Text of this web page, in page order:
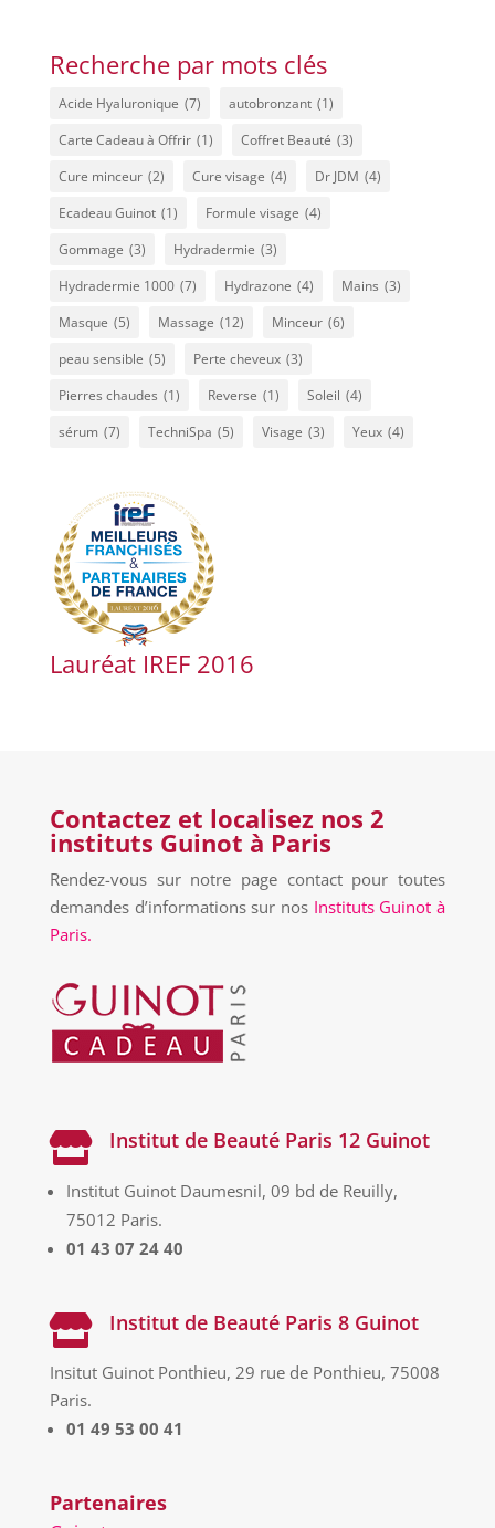
était :
est :
Recherche par mots clés
Acide Hyaluronique (7) autobronzant (1)
Carte Cadeau à Offrir (1) Coffret Beauté (3)
Cure minceur (2) Cure visage (4) Dr JDM (4)
Ecadeau Guinot (1) Formule visage (4)
Gommage (3) Hydradermie (3)
Hydradermie 1000 (7) Hydrazone (4) Mains (3)
Masque (5) Massage (12) Minceur (6)
peau sensible (5) Perte cheveux (3)
Pierres chaudes (1) Reverse (1) Soleil (4)
sérum (7) TechniSpa (5) Visage (3) Yeux (4)
Lauréat IREF 2016
Contactez et localisez nos 2
instituts Guinot à Paris
Rendez-vous sur notre page contact pour toutes
demandes d’informations sur nos Instituts Guinot à
Paris.
 Institut de Beauté Paris 12 Guinot
Institut Guinot Daumesnil, 09 bd de Reuilly,
75012 Paris.
01 43 07 24 40
 Institut de Beauté Paris 8 Guinot
Insitut Guinot Ponthieu, 29 rue de Ponthieu, 75008
Paris.
01 49 53 00 41
Partenaires